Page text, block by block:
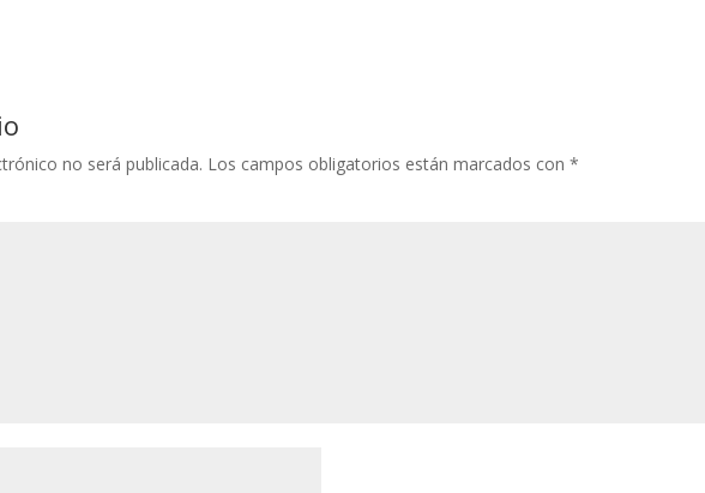
no será publicada. Los campos obligatorios están marcados con*